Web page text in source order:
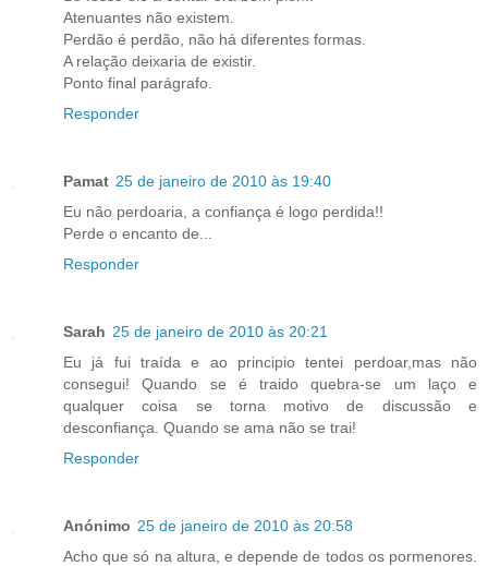
Atenuantes não existem.
Perdão é perdão, não há diferentes formas.
A relação deixaria de existir.
Ponto final parágrafo.
Responder
Pamat 25 de janeiro de 2010 às 19:40
Eu não perdoaria, a confiança é logo perdida!!
Perde o encanto de...
Responder
Sarah 25 de janeiro de 2010 às 20:21
Eu já fui traída e ao principio tentei perdoar,mas não
consegui! Quando se é traido quebra-se um laço e
qualquer coisa se torna motivo de discussão e
desconfiança. Quando se ama não se trai!
Responder
Anónimo 25 de janeiro de 2010 às 20:58
Acho que só na altura, e depende de todos os pormenores.